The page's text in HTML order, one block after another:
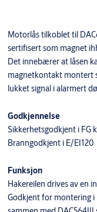
Motorlås tilkoblet til
sertifisert som magnet
Det innebærer at låsen
magnetkontakt montert
lukket signal i alarmert
Godkjennelse
Sikkerhetsgodkjent i FG
Branngodkjent i E/EI120
Funksjon
Hakereilen drives av en
Godkjent for montering